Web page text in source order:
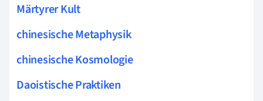
Märtyrer Kult
chinesische Metaphysik
chinesische Kosmologie
Daoistische Praktiken